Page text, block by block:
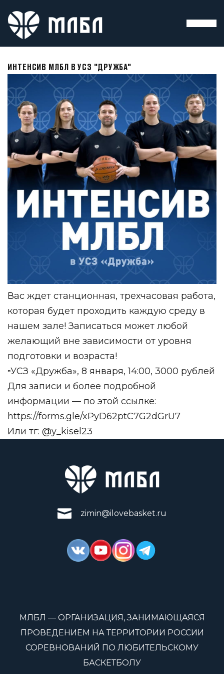
ИНТЕНСИВ МЛБЛ В УСЗ "ДРУЖБА"
Вас ждет станционная, трехчасовая работа,
которая будет проходить каждую среду в
нашем зале! Записаться может любой
желающий вне зависимости от уровня
подготовки и возраста!
▫️УСЗ «Дружба», 8 января, 14:00, 3000 рублей
Для записи и более подробной
информации — по этой ссылке:
https://forms.gle/xPyD62ptC7G2dGrU7
Или тг: @y_kisel23
zimin@ilovebasket.ru
МЛБЛ — ОРГАНИЗАЦИЯ, ЗАНИМАЮЩАЯСЯ
ПРОВЕДЕНИЕМ НА ТЕРРИТОРИИ РОССИИ
СОРЕВНОВАНИЙ ПО ЛЮБИТЕЛЬСКОМУ
БАСКЕТБОЛУ